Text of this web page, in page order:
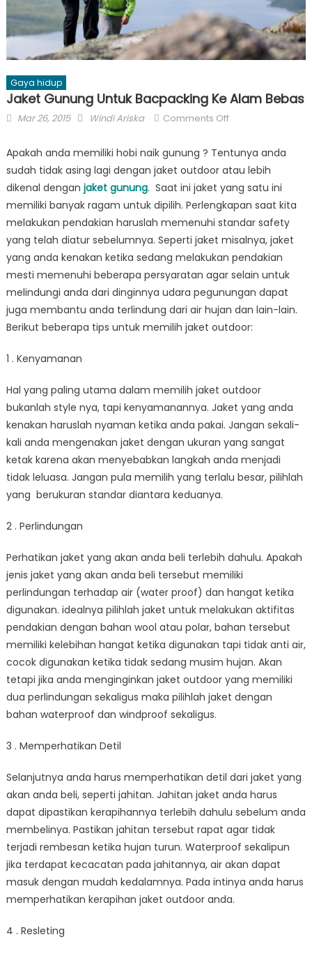
Gaya hidup
Jaket Gunung Untuk Bacpacking Ke Alam Bebas
Posted
Mar 26, 2015 Author
Windi Ariska Comments Offon
Gunung
Untuk
Bacpacking
Ke
Alam
Bebas
Apakah anda memiliki hobi naik gunung ? Tentunya anda
sudah tidak asing lagi dengan jaket outdoor atau lebih
dikenal dengan jaket gunung. Saat ini jaket yang satu ini
memiliki banyak ragam untuk dipilih. Perlengkapan saat kita
melakukan pendakian haruslah memenuhi standar safety
yang telah diatur sebelumnya. Seperti jaket misalnya, jaket
yang anda kenakan ketika sedang melakukan pendakian
mesti memenuhi beberapa persyaratan agar selain untuk
melindungi anda dari dinginnya udara pegunungan dapat
juga membantu anda terlindung dari air hujan dan lain-lain.
Berikut beberapa tips untuk memilih jaket outdoor:
1 . Kenyamanan
Hal yang paling utama dalam memilih jaket outdoor
bukanlah style nya, tapi kenyamanannya. Jaket yang anda
kenakan haruslah nyaman ketika anda pakai. Jangan sekali-
kali anda mengenakan jaket dengan ukuran yang sangat
ketak karena akan menyebabkan langkah anda menjadi
tidak leluasa. Jangan pula memilih yang terlalu besar, pilihlah
yang berukuran standar diantara keduanya.
2 . Perlindungan
Perhatikan jaket yang akan anda beli terlebih dahulu. Apakah
jenis jaket yang akan anda beli tersebut memiliki
perlindungan terhadap air (water proof) dan hangat ketika
digunakan. idealnya pilihlah jaket untuk melakukan aktifitas
pendakian dengan bahan wool atau polar, bahan tersebut
memiliki kelebihan hangat ketika digunakan tapi tidak anti air,
cocok digunakan ketika tidak sedang musim hujan. Akan
tetapi jika anda menginginkan jaket outdoor yang memiliki
dua perlindungan sekaligus maka pilihlah jaket dengan
bahan waterproof dan windproof sekaligus.
3 . Memperhatikan Detil
Selanjutnya anda harus memperhatikan detil dari jaket yang
akan anda beli, seperti jahitan. Jahitan jaket anda harus
dapat dipastikan kerapihannya terlebih dahulu sebelum anda
membelinya. Pastikan jahitan tersebut rapat agar tidak
terjadi rembesan ketika hujan turun. Waterproof sekalipun
jika terdapat kecacatan pada jahitannya, air akan dapat
masuk dengan mudah kedalamnya. Pada intinya anda harus
memperhatikan kerapihan jaket outdoor anda.
4 . Resleting